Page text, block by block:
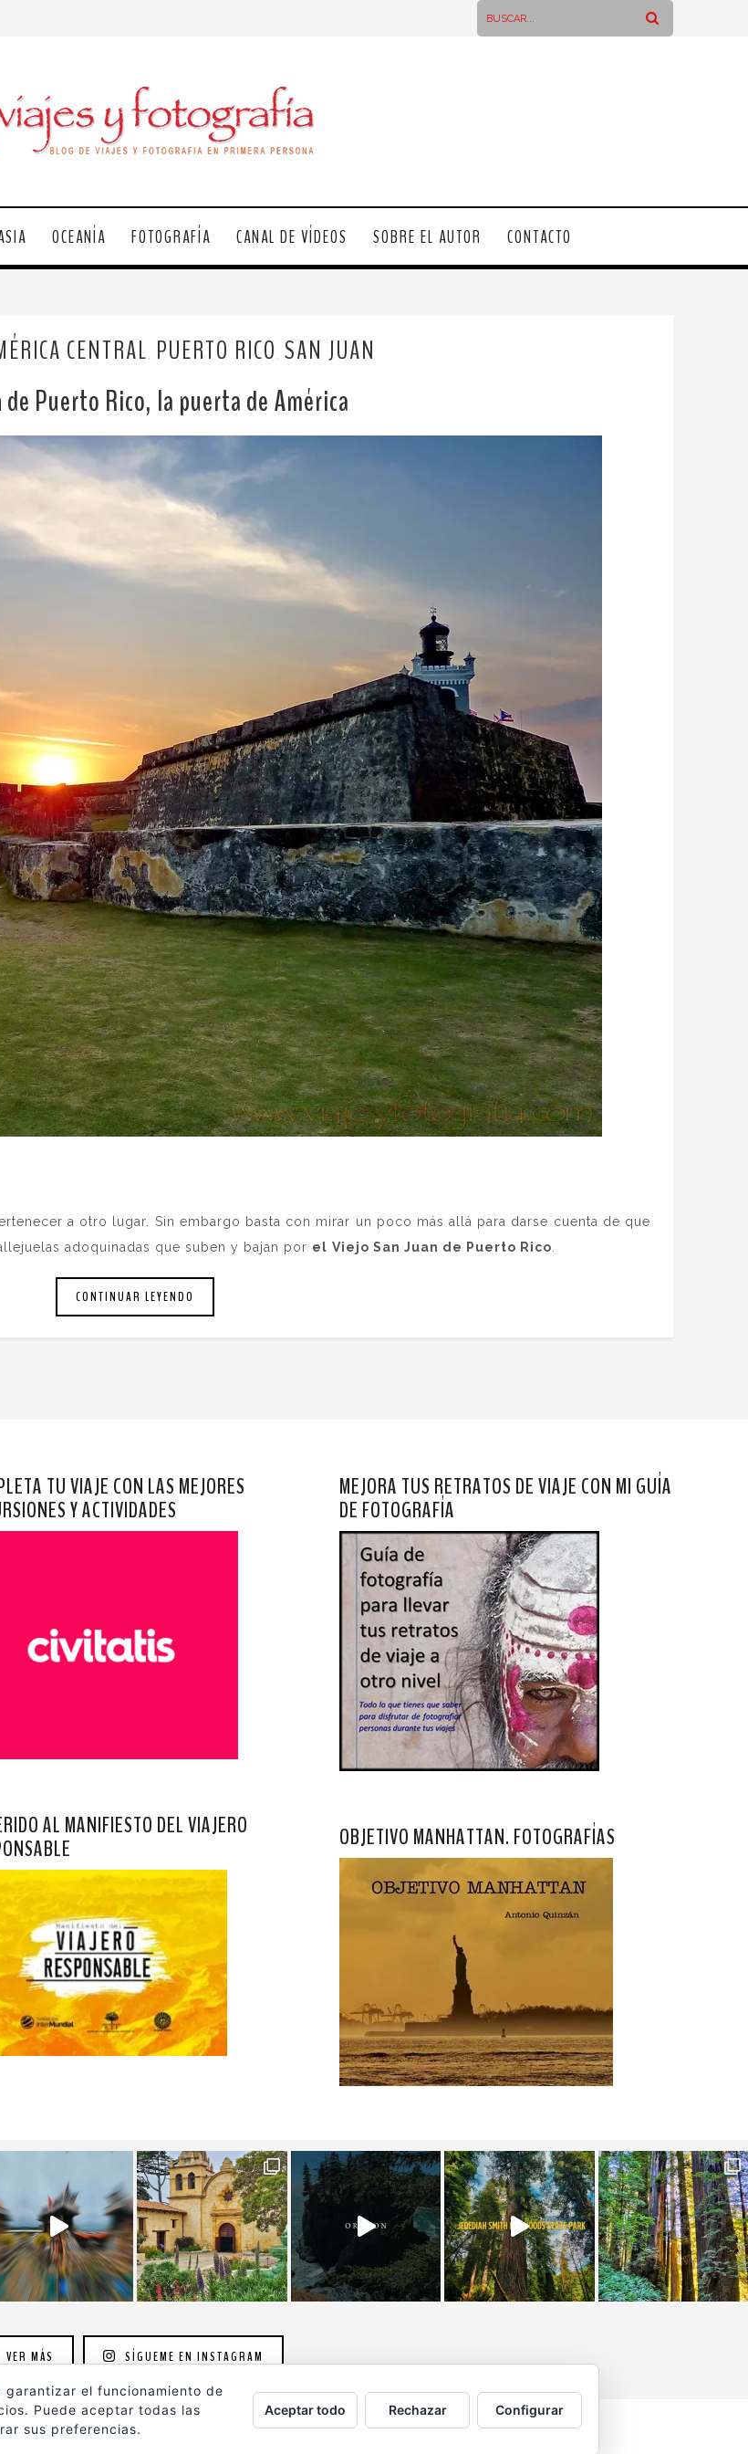
OCEANÍA FOTOGRAFÍA CANAL DE VÍDEOS SOBRE EL AUTOR CONTACTO
CENTRAL PUERTO RICO SAN JUAN
de Puerto Rico, la puerta de América
a otro lugar. Sin embargo basta con mirar un poco más allá para darse cuenta de que
adoquinadas que suben y bajan por el Viejo San Juan de Puerto Rico
CONTINUAR LEYENDO
TU VIAJE CON LAS MEJORES
Y ACTIVIDADES
AL MANIFIESTO DEL VIAJERO
MEJORA TUS RETRATOS DE VIAJE CON MI GUÍA
DE FOTOGRAFÍA
OBJETIVO MANHATTAN. FOTOGRAFÍAS
VER MÁS SÍGUEME EN INSTAGRAM
son propiedad de su autor y están protegidos por © Copyright
el funcionamiento de
Puede aceptar todas las
sus preferencias.
Aceptar todo Rechazar Configurar